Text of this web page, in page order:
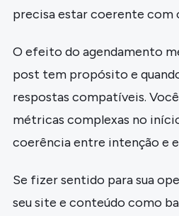
precisa estar coerente com
O efeito do agendamento
post tem propósito e
respostas compatíveis.
métricas complexas no
coerência entre intenção e
Se fizer sentido para sua
seu site e conteúdo como